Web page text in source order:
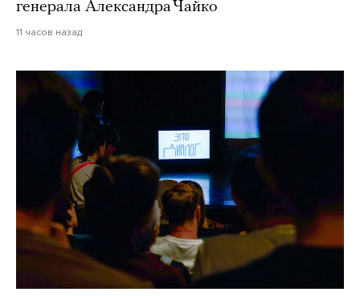
генерала Александра Чайко
11 часов назад